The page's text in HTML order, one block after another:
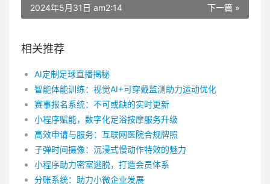
下一篇 »
2024年5月31日 am2:14
相关推荐
AI定制足球直播揭秘
智能体能训练：视觉AI+可穿戴监测助力运动优化
赛事报名系统：不可或缺的实时更新
小程序赋能，数字化足浴按摩服务升级
高效申请与服务：互联网医院合规牌照
子弹时间摄像：沉浸式慢动作特效的魅力
小程序助力密室逃脱，打造会员体系
分账系统：助力小微企业发展